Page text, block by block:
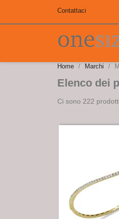
Contattaci
Home Marchi
Elenco dei
Ci sono 222 prodotti.